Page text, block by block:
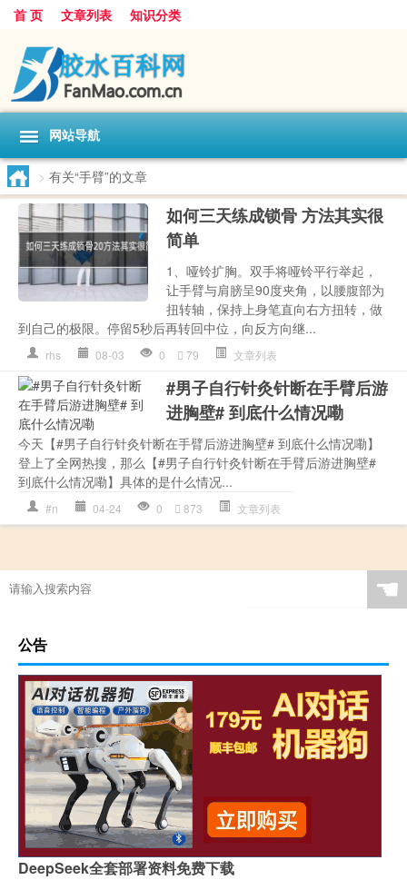
首 页 文章列表 知识分类
网站导航
> 有关“手臂”的文章
如何三天练成锁骨 方法其实很
简单
1、哑铃扩胸。双手将哑铃平行举起，
让手臂与肩膀呈90度夹角，以腰腹部为
扭转轴，保持上身笔直向右方扭转，做
到自己的极限。停留5秒后再转回中位，向反方向继...
rhs 08-03 0 79 文章列表
#男子自行针灸针断在手臂后游
进胸壁# 到底什么情况嘞
今天【#男子自行针灸针断在手臂后游进胸壁# 到底什么情况嘞】
登上了全网热搜，那么【#男子自行针灸针断在手臂后游进胸壁#
到底什么情况嘞】具体的是什么情况...
#n 04-24 0 873 文章列表
☚
公告
DeepSeek全套部署资料免费下载